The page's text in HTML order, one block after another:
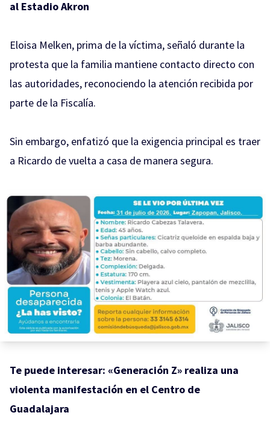
al Estadio Akron
Eloisa Melken, prima de la víctima, señaló durante la
protesta que la familia mantiene contacto directo con
las autoridades, reconociendo la atención recibida por
parte de la Fiscalía.
Sin embargo, enfatizó que la exigencia principal es traer
a Ricardo de vuelta a casa de manera segura.
Te puede interesar: «Generación Z» realiza una
violenta manifestación en el Centro de
Guadalajara